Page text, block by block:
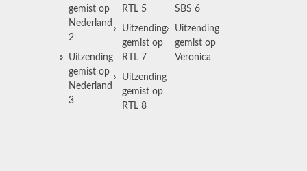
gemist op
Nederland
2
Uitzending
gemist op
Nederland
3
RTL 5
Uitzending
gemist op
RTL 7
Uitzending
gemist op
RTL 8
SBS 6
Uitzending
gemist op
Veronica